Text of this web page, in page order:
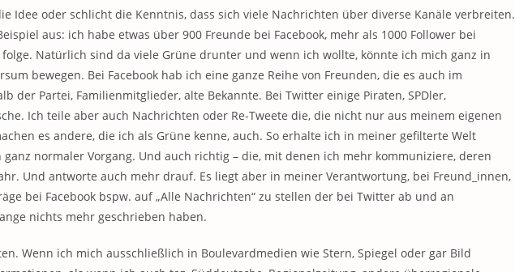
Idee oder schlicht die Kenntnis, dass sich viele Nachrichten über diverse Kanäle verbreiten.
aus: ich habe etwas über 900 Freunde bei Facebook, mehr als 1000 Follower bei
Natürlich sind da viele Grüne drunter und wenn ich wollte, könnte ich mich ganz in
bewegen. Bei Facebook hab ich eine ganze Reihe von Freunden, die es auch im
der Partei, Familienmitglieder, alte Bekannte. Bei Twitter einige Piraten, SPDler,
Ich teile aber auch Nachrichten oder Re-Tweete die, die nicht nur aus meinem eigenen
es andere, die ich als Grüne kenne, auch. So erhalte ich in meiner gefilterte Welt
normaler Vorgang. Und auch richtig – die, mit denen ich mehr kommuniziere, deren
Und antworte auch mehr drauf. Es liegt aber in meiner Verantwortung, bei Freund_innen,
bei Facebook bspw. auf „Alle Nachrichten“ zu stellen der bei Twitter ab und an
nichts mehr geschrieben haben.
Wenn ich mich ausschließlich in Boulevardmedien wie Stern, Spiegel oder gar Bild